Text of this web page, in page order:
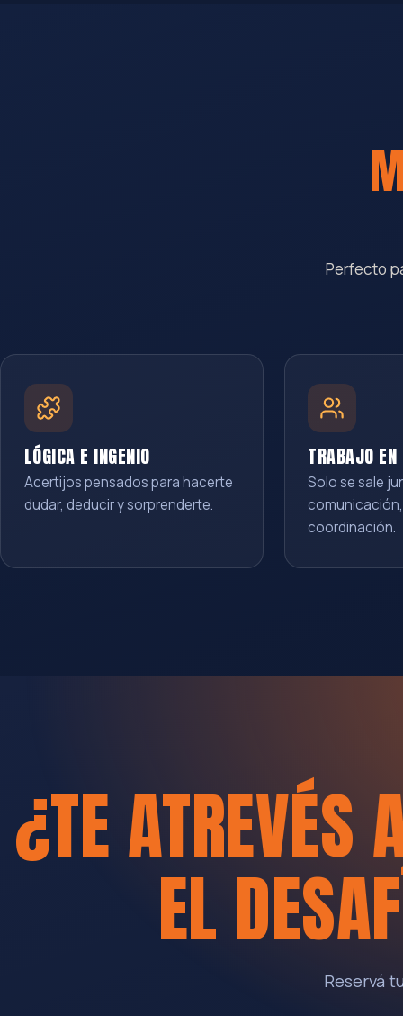
Perfecto
LÓGICA E INGENIO
Acertijos pensados para hacerte
dudar, deducir y sorprenderte.
TRABAJO EN
Solo se sale
coordinación.
¿TE ATREVÉS
EL
Reservá